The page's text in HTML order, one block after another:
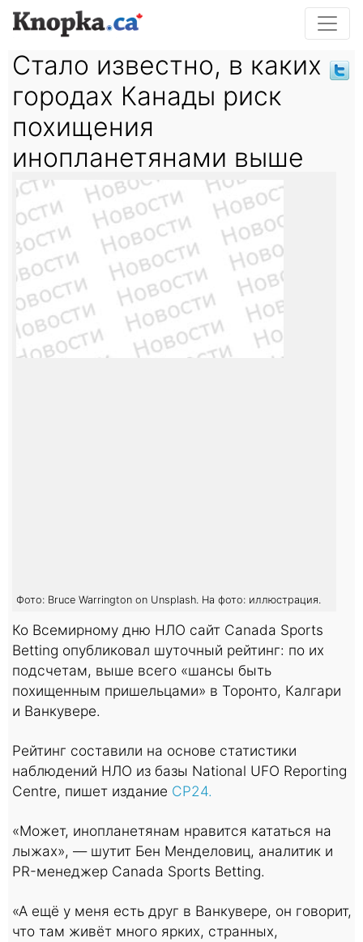
Стало известно, в каких
городах Канады риск
похищения
инопланетянами выше
Фото: Bruce Warrington on Unsplash. На фото: иллюстрация.
Ко Всемирному дню НЛО сайт Canada Sports
Betting опубликовал шуточный рейтинг: по их
подсчетам, выше всего «шансы быть
похищенным пришельцами» в Торонто, Калгари
и Ванкувере.
Рейтинг составили на основе статистики
наблюдений НЛО из базы National UFO Reporting
Centre, пишет издание CP24.
«Может, инопланетянам нравится кататься на
лыжах», — шутит Бен Менделовиц, аналитик и
PR-менеджер Canada Sports Betting.
«А ещё у меня есть друг в Ванкувере, он говорит,
что там живёт много ярких, странных,